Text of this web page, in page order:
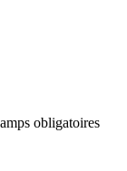
obligatoires